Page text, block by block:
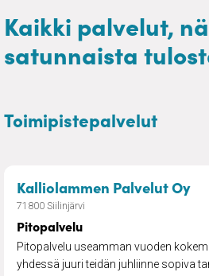
Kaikki palvelut,
satunnaista
Toimipistepalvelut
Kalliolammen Palvelut Oy–
71800 Siilinjärvi
Pitopalvelu
Pitopalvelu useamman vuoden
yhdessä juuri teidän juhliinne sopiva